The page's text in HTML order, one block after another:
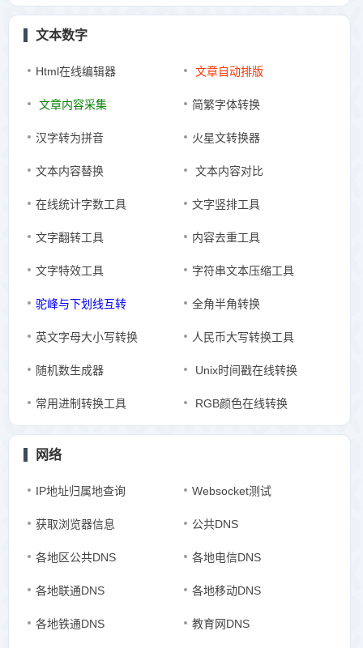
文本数字
Html在线编辑器 文章自动排版
文章内容采集 简繁字体转换
汉字转为拼音 火星文转换器
文本内容替换 文本内容对比
在线统计字数工具 文字竖排工具
文字翻转工具 内容去重工具
文字特效工具 字符串文本压缩工具
驼峰与下划线互转 全角半角转换
英文字母大小写转换 人民币大写转换工具
随机数生成器 Unix时间戳在线转换
常用进制转换工具 RGB颜色在线转换
网络
IP地址归属地查询 Websocket测试
获取浏览器信息 公共DNS
各地区公共DNS 各地电信DNS
各地联通DNS 各地移动DNS
各地铁通DNS 教育网DNS